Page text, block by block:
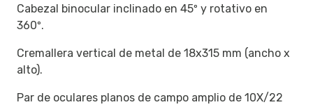
Cabezal binocular inclinado en 45º y rotativo en
360º.
Cremallera vertical de metal de 18x315 mm (ancho x
alto).
Par de oculares planos de campo amplio de 10X/22